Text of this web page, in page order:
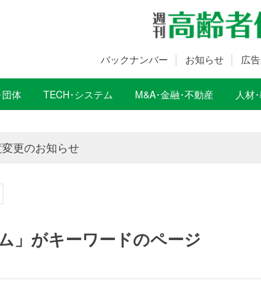
バックナンバー お知らせ 広
体 TECH･システム M&A･金融･不動産 人材
更のお知らせ
更のお知らせ
聞 無料会員の皆様へ閲覧本数変更のお知らせ
」がキーワードのページ